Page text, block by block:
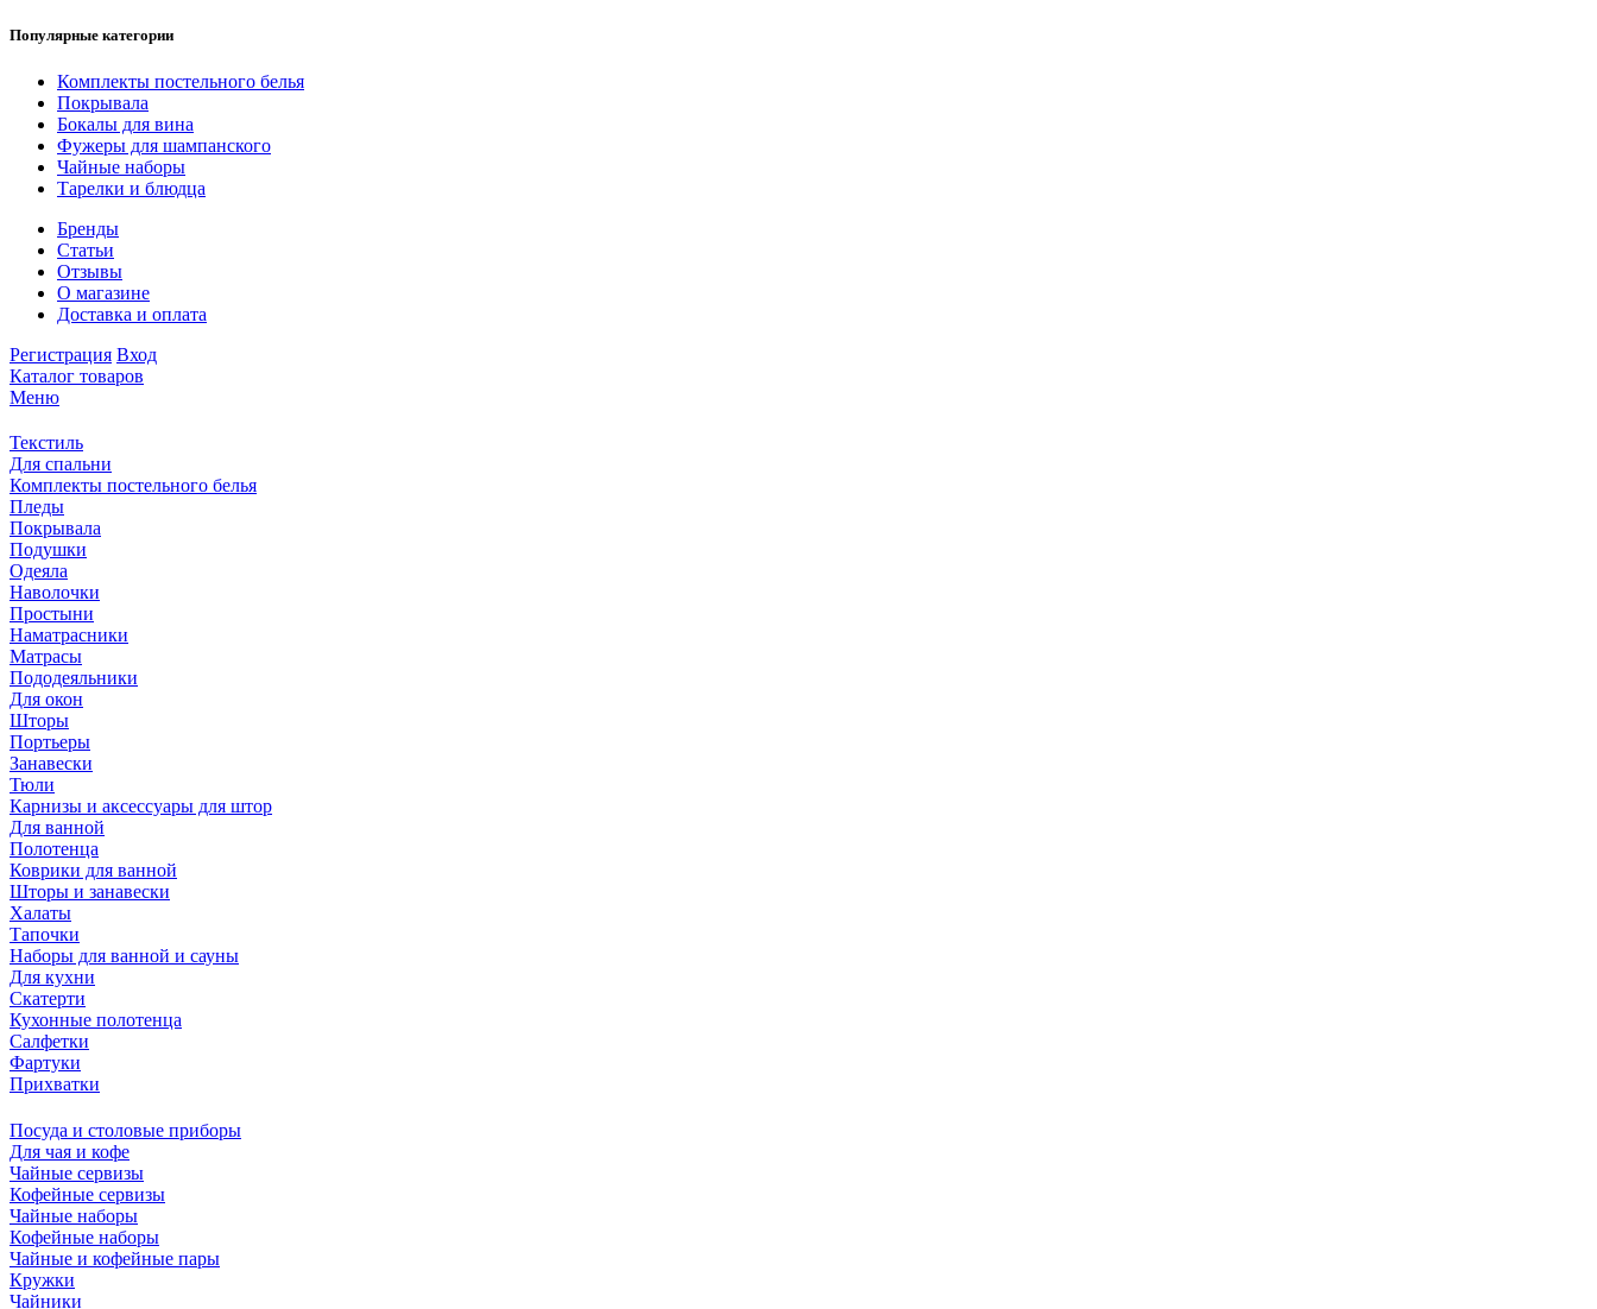
Популярные категории
Комплекты постельного белья
Покрывала
Бокалы для вина
Фужеры для шампанского
Чайные наборы
Тарелки и блюдца
Бренды
Статьи
Отзывы
О магазине
Доставка и оплата
Регистрация Вход
Каталог товаров
Меню
Текстиль
Для спальни
Комплекты постельного белья
Пледы
Покрывала
Подушки
Одеяла
Наволочки
Простыни
Наматрасники
Матрасы
Пододеяльники
Для окон
Шторы
Портьеры
Занавески
Тюли
Карнизы и аксессуары для штор
Для ванной
Полотенца
Коврики для ванной
Шторы и занавески
Халаты
Тапочки
Наборы для ванной и сауны
Для кухни
Скатерти
Кухонные полотенца
Салфетки
Фартуки
Прихватки
Посуда и столовые приборы
Для чая и кофе
Чайные сервизы
Кофейные сервизы
Чайные наборы
Кофейные наборы
Чайные и кофейные пары
Кружки
Чайники